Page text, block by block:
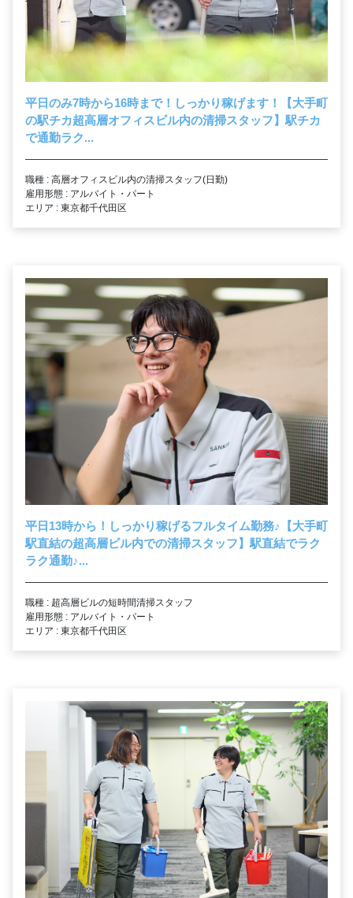
平日のみ7時から16時まで！しっかり稼げます！【大手町
の駅チカ超高層オフィスビル内の清掃スタッフ】駅チカ
で通勤ラク...
職種 : 高層オフィスビル内の清掃スタッフ(日勤)
雇用形態 : アルバイト・パート
エリア : 東京都千代田区
平日13時から！しっかり稼げるフルタイム勤務♪
【大手町
駅直結の超高層ビル内での清掃スタッフ】駅直結でラク
ラク通勤♪...
職種 : 超高層ビルの短時間清掃スタッフ
雇用形態 : アルバイト・パート
エリア : 東京都千代田区